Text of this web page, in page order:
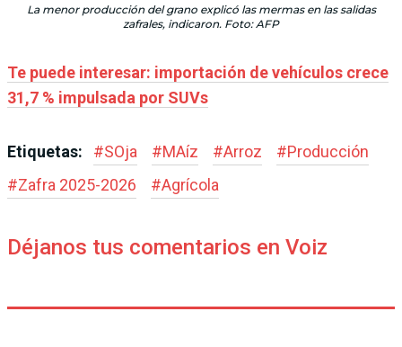
La menor producción del grano explicó las mermas en las salidas
zafrales, indicaron. Foto: AFP
Te puede interesar: importación de vehículos crece
31,7 % impulsada por SUVs
Etiquetas: #SOja #MAíz #Arroz #Producción
#Zafra 2025-2026 #Agrícola
Déjanos tus comentarios en Voiz